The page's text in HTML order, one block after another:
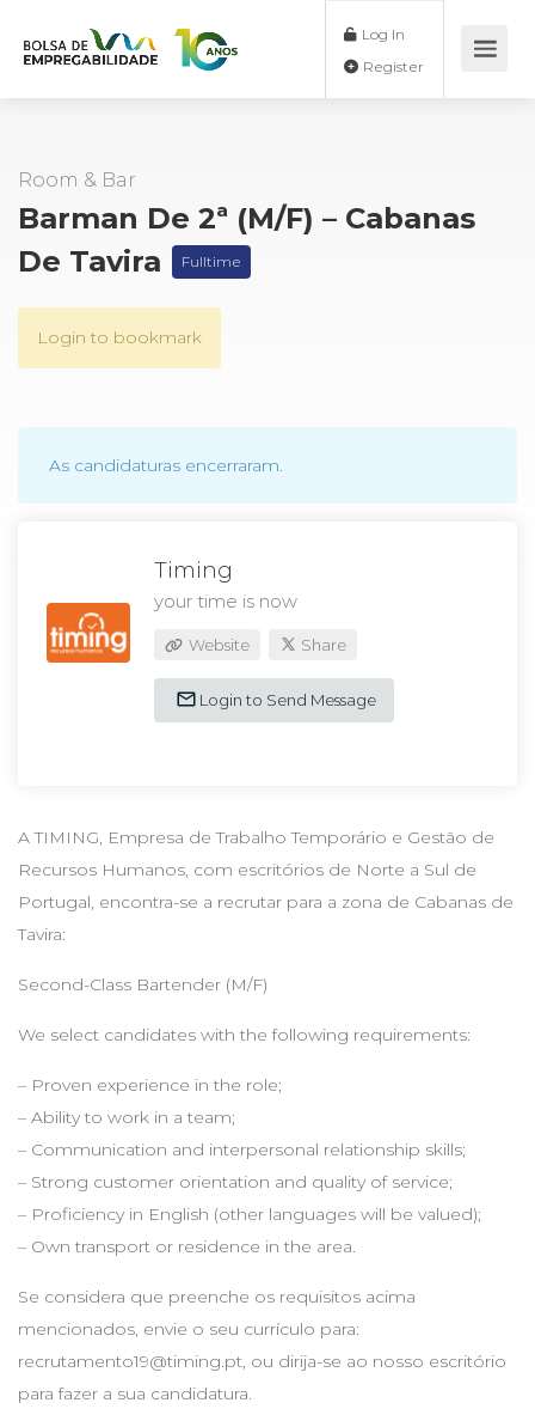
Log In
Room & Bar
Barman De 2ª (M/F) – Cabanas
De Tavira
Fulltime
Login to bookmark
As candidaturas encerraram.
Timing
your time is now
Website Share
Login to Send Message
A TIMING, Empresa de Trabalho Temporário e Gestão de
Recursos Humanos, com escritórios de Norte a Sul de
Portugal, encontra-se a recrutar para a zona de Cabanas de
Tavira:
Second-Class Bartender (M/F)
We select candidates with the following requirements:
– Proven experience in the role;
– Ability to work in a team;
– Communication and interpersonal relationship skills;
– Strong customer orientation and quality of service;
– Proficiency in English (other languages will be valued);
– Own transport or residence in the area.
Se considera que preenche os requisitos acima
mencionados, envie o seu currículo para:
recrutamento19@timing.pt, ou dirija-se ao nosso escritório
para fazer a sua candidatura.